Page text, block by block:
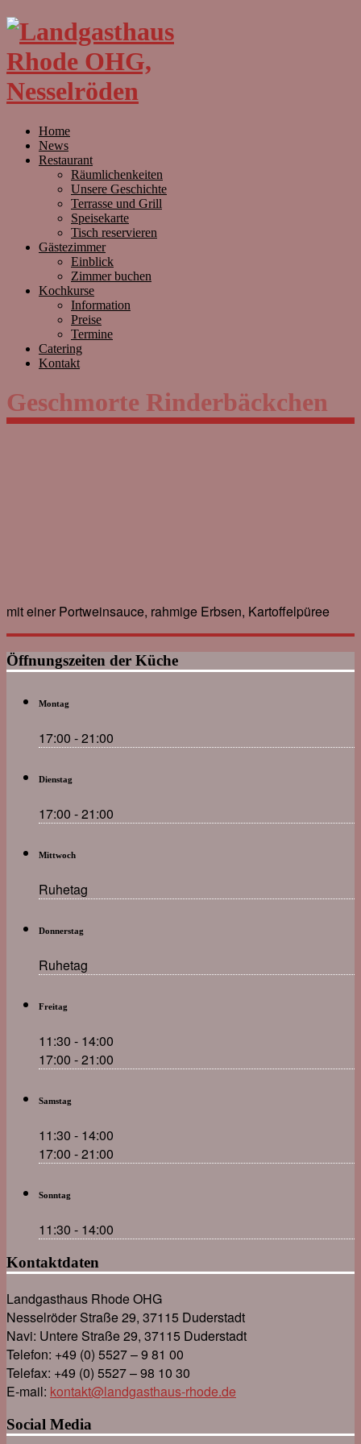
Home
News
Restaurant
Räumlichenkeiten
Unsere Geschichte
Terrasse und Grill
Speisekarte
Tisch reservieren
Gästezimmer
Einblick
Zimmer buchen
Kochkurse
Information
Preise
Termine
Catering
Kontakt
Geschmorte Rinderbäckchen
mit einer Portweinsauce, rahmige Erbsen, Kartoffelpüree
Öffnungszeiten der Küche
Montag
17:00 - 21:00
Dienstag
17:00 - 21:00
Mittwoch
Ruhetag
Donnerstag
Ruhetag
Freitag
11:30 - 14:00
17:00 - 21:00
Samstag
11:30 - 14:00
17:00 - 21:00
Sonntag
11:30 - 14:00
Kontaktdaten
Landgasthaus Rhode OHG
Nesselröder Straße 29, 37115 Duderstadt
Navi: Untere Straße 29, 37115 Duderstadt
Telefon: +49 (0) 5527 – 9 81 00
Telefax: +49 (0) 5527 – 98 10 30
E-mail: kontakt@landgasthaus-rhode.de
Social Media